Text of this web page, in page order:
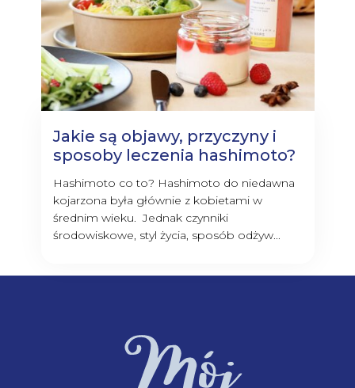
Jakie są objawy, przyczyny i
sposoby leczenia hashimoto?
Hashimoto co to? Hashimoto do niedawna
kojarzona była głównie z kobietami w
średnim wieku. Jednak czynniki
środowiskowe, styl życia, sposób odżyw...